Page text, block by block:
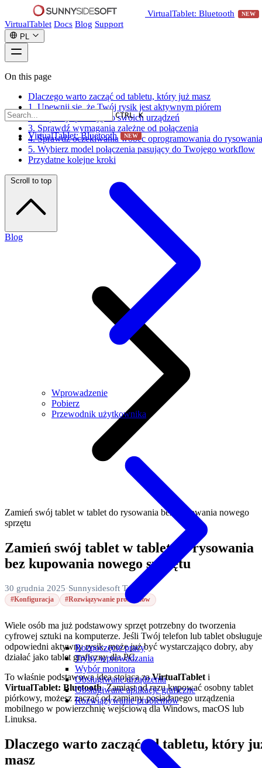
VirtualTablet: Bluetooth NEW
VirtualTablet Docs Blog Support
PL
CTRL K
VirtualTablet: Bluetooth NEW
Wprowadzenie
Pobierz
Przewodnik użytkownika
Rozpoczęcie pracy
Tryby wprowadzania
Wybór monitora
Obsługiwane urządzenia
Obsługiwane aplikacje graficzne
Rozwiązywanie problemów
On this page
Dlaczego warto zacząć od tabletu, który już masz
1. Upewnij się, że Twój rysik jest aktywnym piórem
2. Dopasuj aplikację do swoich urządzeń
3. Sprawdź wymagania zależne od połączenia
4. Sprawdź oczekiwania wobec oprogramowania do rysowania
5. Wybierz model połączenia pasujący do Twojego workflow
Przydatne kolejne kroki
Scroll to top
Blog
Zamień swój tablet w tablet do rysowania bez kupowania nowego
sprzętu
Zamień swój tablet w tablet do rysowania
bez kupowania nowego sprzętu
30 grudnia 2025·Sunnysidesoft Team
#Konfiguracja #Rozwiązywanie problemów
Wiele osób ma już podstawowy sprzęt potrzebny do tworzenia
cyfrowej sztuki na komputerze. Jeśli Twój telefon lub tablet obsługuje
odpowiedni aktywny rysik, może już być wystarczająco dobry, aby
działać jako tablet graficzny dla PC.
To właśnie podstawowa idea stojąca zaVirtualTablet i
VirtualTablet: Bluetooth. Zamiast od razu kupować osobny tablet
piórkowy, możesz zacząć od zamiany posiadanego urządzenia
mobilnego w powierzchnię wejściową dla Windows, macOS lub
Linuksa.
Dlaczego warto zacząć od tabletu, który
masz